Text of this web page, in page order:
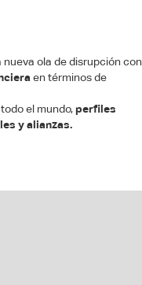
ola de disrupción con
en términos de
el mundo,perfiles
y alianzas.